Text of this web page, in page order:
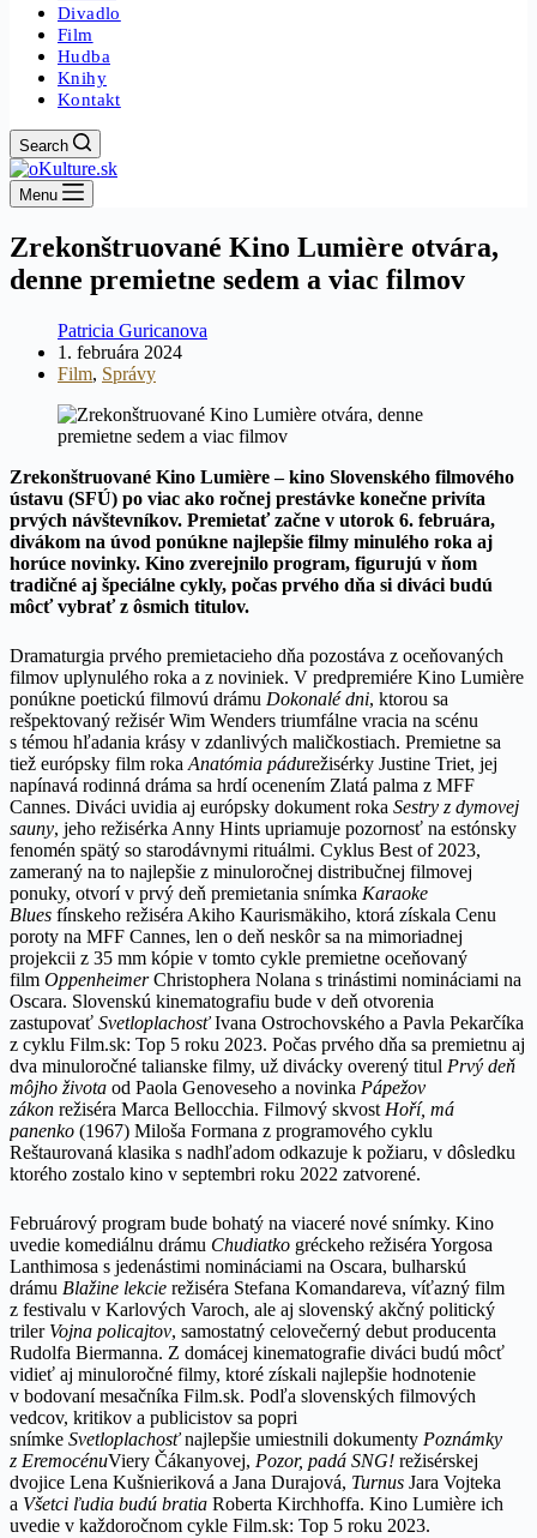
Divadlo
Film
Hudba
Knihy
Kontakt
Search
Menu
Zrekonštruované Kino Lumière otvára,
denne premietne sedem a viac filmov
Patricia Guricanova
1. februára 2024
Film, Správy
Zrekonštruované Kino Lumière – kino Slovenského filmového
ústavu (SFÚ) po viac ako ročnej prestávke konečne privíta
prvých návštevníkov. Premietať začne v utorok 6. februára,
divákom na úvod ponúkne najlepšie filmy minulého roka aj
horúce novinky. Kino zverejnilo program, figurujú v ňom
tradičné aj špeciálne cykly, počas prvého dňa si diváci budú
môcť vybrať z ôsmich titulov.
Dramaturgia prvého premietacieho dňa pozostáva z oceňovaných
filmov uplynulého roka a z noviniek. V predpremiére Kino Lumière
ponúkne poetickú filmovú drámu Dokonalé dni, ktorou sa
rešpektovaný režisér Wim Wenders triumfálne vracia na scénu
s témou hľadania krásy v zdanlivých maličkostiach. Premietne sa
tiež európsky film roka Anatómia pádurežisérky Justine Triet, jej
napínavá rodinná dráma sa hrdí ocenením Zlatá palma z MFF
Cannes. Diváci uvidia aj európsky dokument roka Sestry z dymovej
sauny, jeho režisérka Anny Hints upriamuje pozornosť na estónsky
fenomén spätý so starodávnymi rituálmi. Cyklus Best of 2023,
zameraný na to najlepšie z minuloročnej distribučnej filmovej
ponuky, otvorí v prvý deň premietania snímka Karaoke
Blues fínskeho režiséra Akiho Kaurismäkiho, ktorá získala Cenu
poroty na MFF Cannes, len o deň neskôr sa na mimoriadnej
projekcii z 35 mm kópie v tomto cykle premietne oceňovaný
film OppenheimerChristophera Nolana s trinástimi nomináciami na
Oscara. Slovenskú kinematografiu bude v deň otvorenia
zastupovať SvetloplachosťIvana Ostrochovského a Pavla Pekarčíka
z cyklu Film.sk: Top 5 roku 2023. Počas prvého dňa sa premietnu aj
dva minuloročné talianske filmy, už divácky overený titul Prvý deň
môjho života od Paola Genoveseho a novinka Pápežov
zákon režiséra Marca Bellocchia. Filmový skvost Hoří, má
panenko (1967) Miloša Formana z programového cyklu
Reštaurovaná klasika s nadhľadom odkazuje k požiaru, v dôsledku
ktorého zostalo kino v septembri roku 2022 zatvorené.
Februárový program bude bohatý na viaceré nové snímky. Kino
uvedie komediálnu drámu Chudiatko gréckeho režiséra Yorgosa
Lanthimosa s jedenástimi nomináciami na Oscara, bulharskú
drámu Blažine lekcie režiséra Stefana Komandareva, víťazný film
z festivalu v Karlových Varoch, ale aj slovenský akčný politický
triler Vojna policajtov, samostatný celovečerný debut producenta
Rudolfa Biermanna. Z domácej kinematografie diváci budú môcť
vidieť aj minuloročné filmy, ktoré získali najlepšie hodnotenie
v bodovaní mesačníka Film.sk. Podľa slovenských filmových
vedcov, kritikov a publicistov sa popri
snímke Svetloplachosťnajlepšie umiestnili dokumenty Poznámky
z EremocénuViery Čákanyovej, Pozor, padá SNG! režisérskej
dvojice Lena Kušnieriková a Jana Durajová, Turnus Jara Vojteka
a Všetci ľudia budú bratia Roberta Kirchhoffa. Kino Lumière ich
uvedie v každoročnom cykle Film.sk: Top 5 roku 2023.